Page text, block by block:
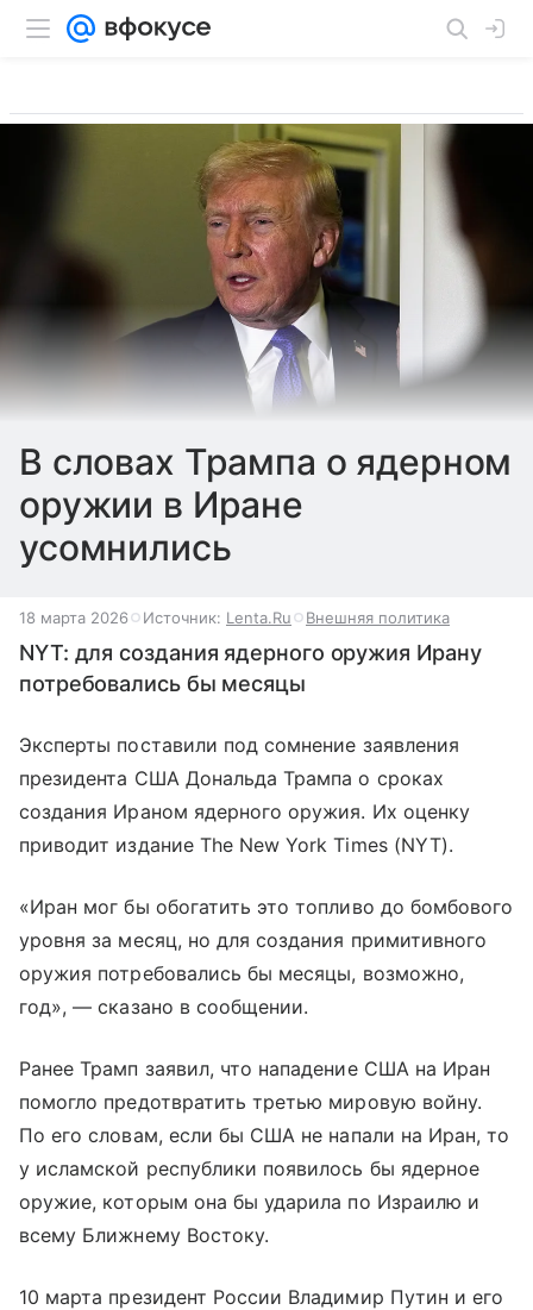
В словах Трампа о ядерном
оружии в Иране
усомнились
18 марта 2026 Источник: Lenta.Ru Внешняя политика
NYT: для создания ядерного оружия Ирану
потребовались бы месяцы
Эксперты поставили под сомнение заявления
президента США Дональда Трампа о сроках
создания Ираном ядерного оружия. Их оценку
приводит издание The New York Times (NYT).
«Иран мог бы обогатить это топливо до бомбового
уровня за месяц, но для создания примитивного
оружия потребовались бы месяцы, возможно,
год», — сказано в сообщении.
Ранее Трамп заявил, что нападение США на Иран
помогло предотвратить третью мировую войну.
По его словам, если бы США не напали на Иран, то
у исламской республики появилось бы ядерное
оружие, которым она бы ударила по Израилю и
всему Ближнему Востоку.
10 марта президент России Владимир Путин и его